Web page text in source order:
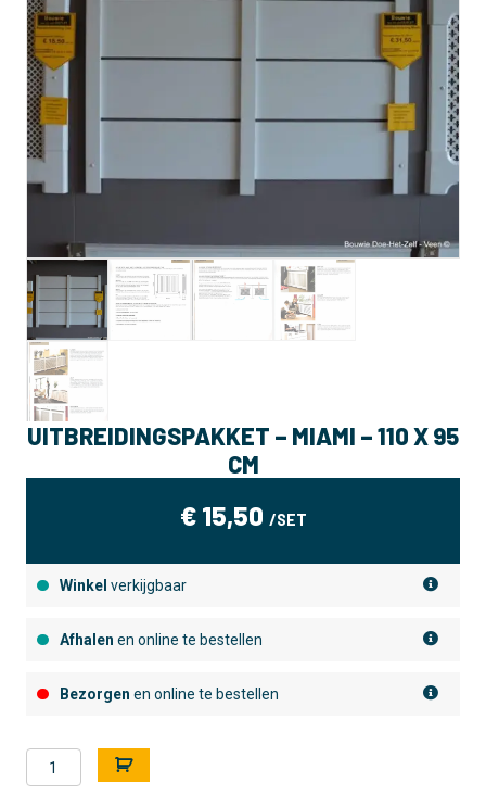
UITBREIDINGSPAKKET – MIAMI – 110 X 95
CM
€15,50 /SET
Winkel verkijgbaar
Afhalen en online te bestellen
Bezorgen en online te bestellen
Uitbreidingspakket
-
l